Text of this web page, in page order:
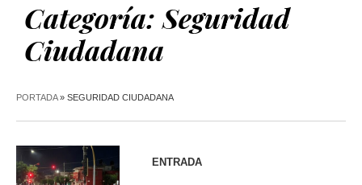
Categoría:Seguridad
Ciudadana
PORTADA» SEGURIDAD CIUDADANA
ENTRADA